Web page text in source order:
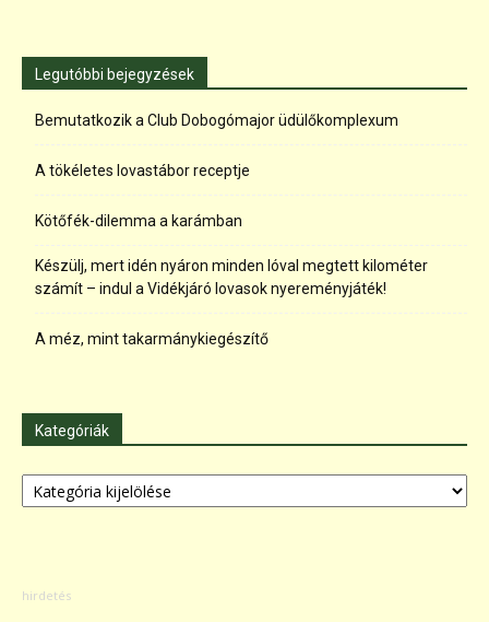
Legutóbbi bejegyzések
Bemutatkozik a Club Dobogómajor üdülőkomplexum
A tökéletes lovastábor receptje
Kötőfék-dilemma a karámban
Készülj, mert idén nyáron minden lóval megtett kilométer
számít – indul a Vidékjáró lovasok nyereményjáték!
A méz, mint takarmánykiegészítő
Kategóriák
Kategóriák